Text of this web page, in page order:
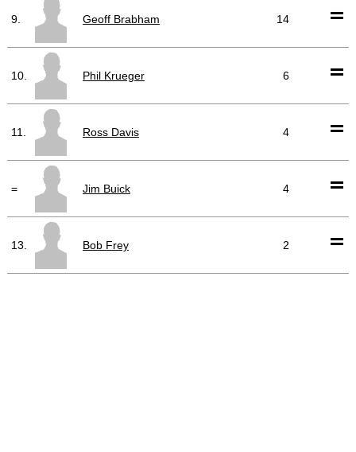
9. Geoff Brabham 14
10. Phil Krueger 6
11. Ross Davis 4
= Jim Buick 4
13. Bob Frey 2